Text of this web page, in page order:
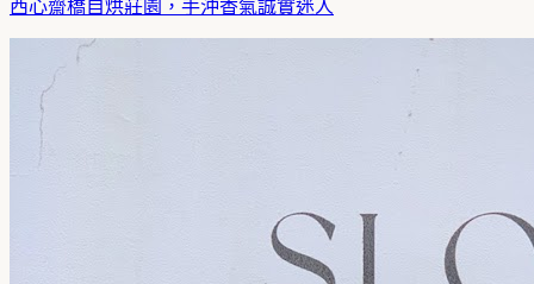
西心齋橋自烘莊園，手沖香氣誠實迷人